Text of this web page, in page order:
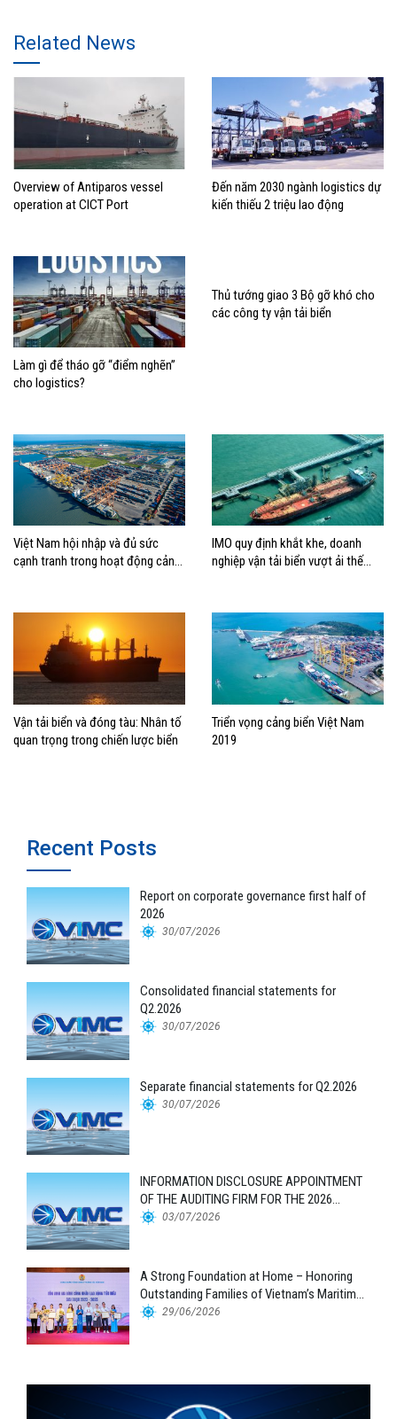
Related News
Overview of Antiparos vessel
operation at CICT Port
Đến năm 2030 ngành logistics dự
kiến thiếu 2 triệu lao động
Làm gì để tháo gỡ “điểm nghẽn”
cho logistics?
Thủ tướng giao 3 Bộ gỡ khó cho
các công ty vận tải biển
Việt Nam hội nhập và đủ sức
cạnh tranh trong hoạt động cảng
IMO quy định khắt khe, doanh
nghiệp vận tải biển vượt ải thế
Vận tải biển và đóng tàu: Nhân tố
quan trọng trong chiến lược biển
Triển vọng cảng biển Việt Nam
2019
Recent Posts
Report on corporate governance first half of
2026
30/07/2026
Consolidated financial statements for
Q2.2026
30/07/2026
Separate financial statements for Q2.2026
30/07/2026
INFORMATION DISCLOSURE APPOINTMENT
OF THE AUDITING FIRM FOR THE 2026
FINANCIAL STATEMENTS
03/07/2026
A Strong Foundation at Home – Honoring
Outstanding Families of Vietnam’s Maritime
Workforce
29/06/2026